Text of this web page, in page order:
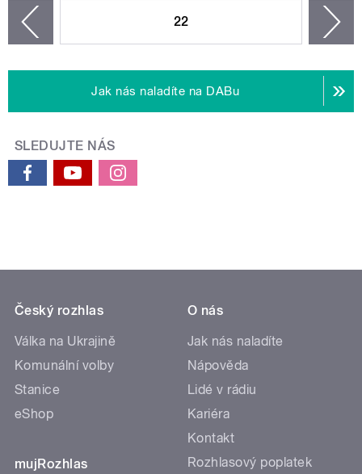
22
Jak nás naladíte na DABu
SLEDUJTE NÁS
Český rozhlas
Válka na Ukrajině
Komunální volby
Stanice
eShop
mujRozhlas
O nás
Jak nás naladíte
Nápověda
Lidé v rádiu
Kariéra
Kontakt
Rozhlasový poplatek